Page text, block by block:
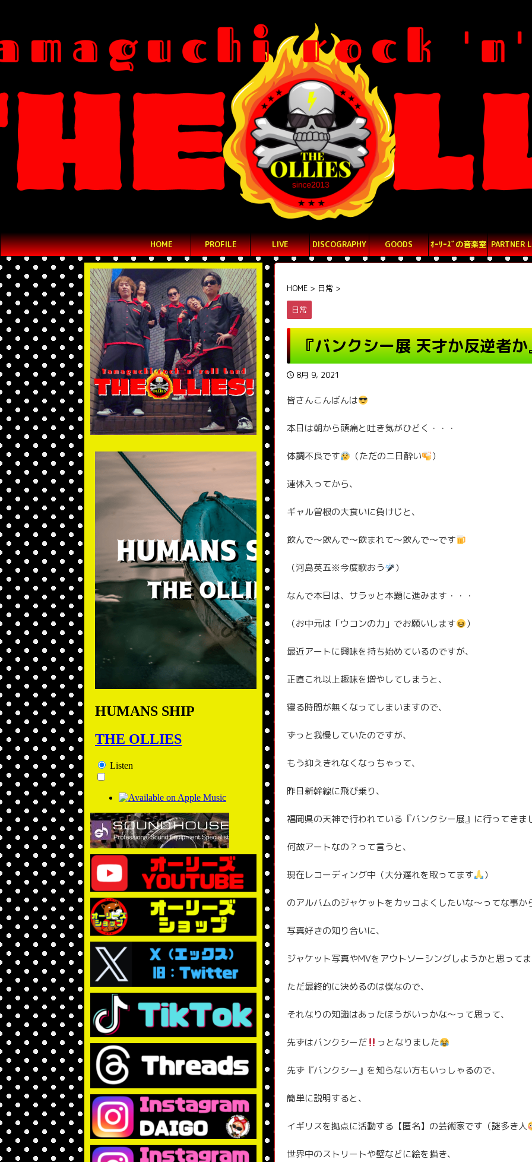
HOME PROFILE LIVE DISCOGRAPHY GOODS ｵｰﾘｰｽﾞの音楽室 PARTNER
HOME > 日常 >
日常
『バンクシー展 天才か反逆者
8月 9, 2021
皆さんこんばんは
本日は朝から頭痛と吐き気がひどく・・・
体調不良です （ただの二日酔い ）
連休入ってから、
ギャル曽根の大食いに負けじと、
飲んで〜飲んで〜飲まれて〜飲んで〜です
（河島英五※今度歌おう ）
なんで本日は、サラッと本題に進みます・・・
（お中元は「ウコンの力」でお願いします ）
最近アートに興味を持ち始めているのですが、
正直これ以上趣味を増やしてしまうと、
寝る時間が無くなってしまいますので、
ずっと我慢していたのですが、
もう抑えきれなくなっちゃって、
昨日新幹線に飛び乗り、
福岡県の天神で行われている『バンクシー展』に行ってきま
何故アートなの？って言うと、
現在レコーディング中（大分遅れを取ってます ）
のアルバムのジャケットをカッコよくしたいな〜ってな事か
写真好きの知り合いに、
ジャケット写真やMVをアウトソーシングしようかと思って
ただ最終的に決めるのは僕なので、
それなりの知識はあったほうがいっかな〜って思って、
先ずはバンクシーだ っとなりました
先ず『バンクシー』を知らない方もいっしゃるので、
簡単に説明すると、
イギリスを拠点に活動する【匿名】の芸術家です（謎多き人
世界中のストリートや壁などに絵を描き、